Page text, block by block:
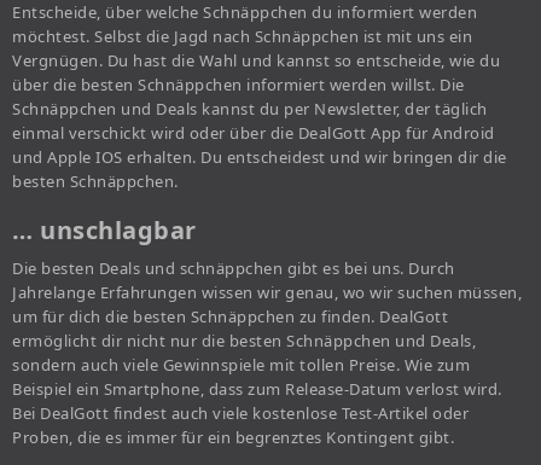
Entscheide, über welche Schnäppchen du informiert werden
möchtest. Selbst die Jagd nach Schnäppchen ist mit uns ein
Vergnügen. Du hast die Wahl und kannst so entscheide, wie du
über die besten Schnäppchen informiert werden willst. Die
Schnäppchen und Deals kannst du per Newsletter, der täglich
einmal verschickt wird oder über die DealGott App für Android
und Apple IOS erhalten. Du entscheidest und wir bringen dir die
besten Schnäppchen.
… unschlagbar
Die besten Deals und schnäppchen gibt es bei uns. Durch
Jahrelange Erfahrungen wissen wir genau, wo wir suchen müssen,
um für dich die besten Schnäppchen zu finden. DealGott
ermöglicht dir nicht nur die besten Schnäppchen und Deals,
sondern auch viele Gewinnspiele mit tollen Preise. Wie zum
Beispiel ein Smartphone, dass zum Release-Datum verlost wird.
Bei DealGott findest auch viele kostenlose Test-Artikel oder
Proben, die es immer für ein begrenztes Kontingent gibt.